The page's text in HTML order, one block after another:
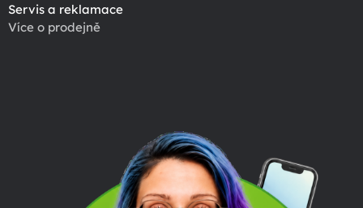
Servis a reklamace
Více o prodejně